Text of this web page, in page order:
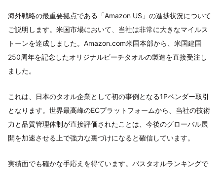
海外戦略の最重要拠点である「Amazon US」の進捗状況について
ご説明します。米国市場において、当社は非常に大きなマイルス
トーンを達成しました。Amazon.com米国本部から、米国建国
250周年を記念したオリジナルビーチタオルの製造を直接受注し
ました。
これは、日本のタオル企業として初の事例となる1Pベンダー取引
となります。世界最高峰のECプラットフォームから、当社の技術
力と品質管理体制が直接評価されたことは、今後のグローバル展
開を加速させる上で強力な裏づけになると確信しています。
実績面でも確かな手応えを得ています。バスタオルランキングで